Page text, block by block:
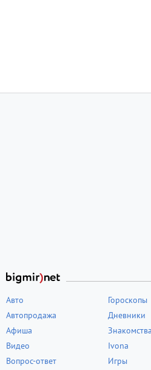
Авто
Автопродажа
Афиша
Видео
Вопрос-ответ
Гороскопы
Дневники
Знакомства
Ivona
Игры